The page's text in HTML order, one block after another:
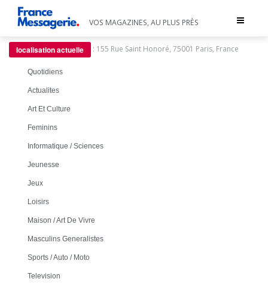
Toggle
VOS MAGAZINES, AU PLUS PRÈS
localisation actuelle : 155 Rue Saint Honoré, 75001 Paris, France
Quotidiens
Actualites
Art Et Culture
Feminins
Informatique / Sciences
Jeunesse
Jeux
Loisirs
Maison / Art De Vivre
Masculins Generalistes
Sports / Auto / Moto
Television